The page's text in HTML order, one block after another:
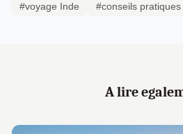
#voyage Inde
#conseils pratiques
A lire